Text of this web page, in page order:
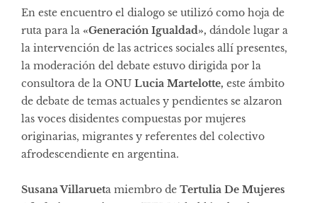
En este encuentro el dialogo se utilizó como hoja de
ruta para la «Generación Igualdad», dándole lugar a
la intervención de las actrices sociales allí presentes,
la moderación del debate estuvo dirigida por la
consultora de la ONU Lucia Martelotte, este ámbito
de debate de temas actuales y pendientes se alzaron
las voces disidentes compuestas por mujeres
originarias, migrantes y referentes del colectivo
afrodescendiente en argentina.
Susana Villarueta miembro de Tertulia De Mujeres